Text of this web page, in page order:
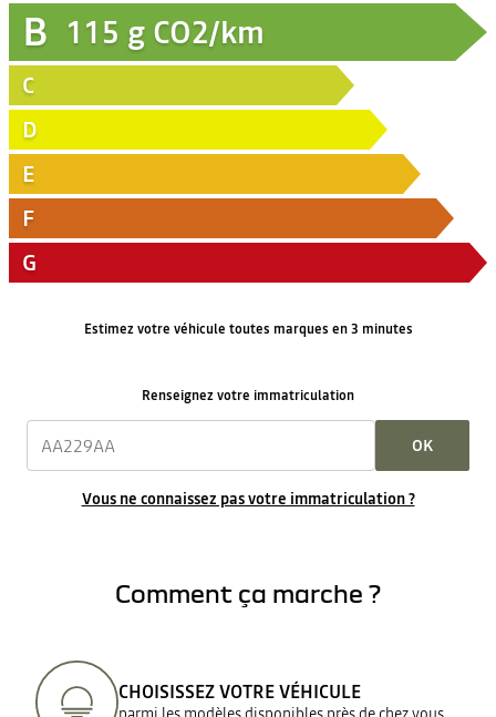
B 115 g CO2/km
C
D
E
F
G
Estimez votre véhicule toutes marques en 3 minutes
Renseignez votre immatriculation
OK
Vous ne connaissez pas votre immatriculation ?
Comment ça marche ?
CHOISISSEZ VOTRE VÉHICULE